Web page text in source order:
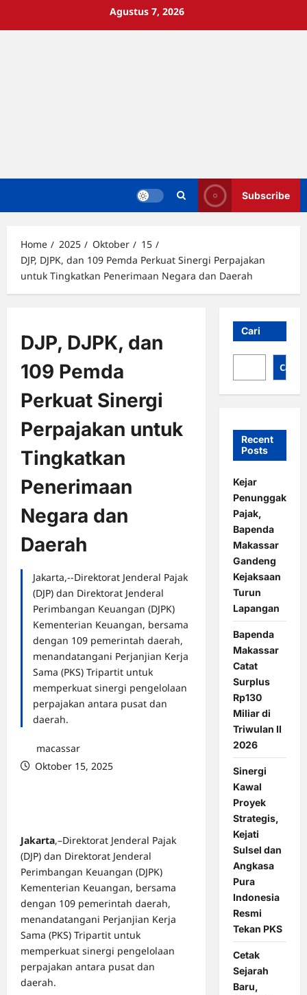
Agustus 7, 2026
Subscribe
Home 2025 Oktober
15
DJP, DJPK, dan 109 Pemda Perkuat Sinergi Perpajakan
untuk Tingkatkan Penerimaan Negara dan Daerah
DJP, DJPK, dan
109 Pemda
Perkuat Sinergi
Perpajakan untuk
Tingkatkan
Penerimaan
Negara dan
Daerah
Jakarta,--Direktorat Jenderal Pajak
(DJP) dan Direktorat Jenderal
Perimbangan Keuangan (DJPK)
Kementerian Keuangan, bersama
dengan 109 pemerintah daerah,
menandatangani Perjanjian Kerja
Sama (PKS) Tripartit untuk
memperkuat sinergi pengelolaan
perpajakan antara pusat dan
daerah.
macassar
Oktober 15, 2025
Jakarta,–Direktorat Jenderal Pajak
(DJP) dan Direktorat Jenderal
Perimbangan Keuangan (DJPK)
Kementerian Keuangan, bersama
dengan 109 pemerintah daerah,
menandatangani Perjanjian Kerja
Sama (PKS) Tripartit untuk
memperkuat sinergi pengelolaan
perpajakan antara pusat dan
daerah.
Cari
Cari
Recent
Posts
Kejar
Penunggak
Pajak,
Bapenda
Makassar
Gandeng
Kejaksaan
Turun
Lapangan
Bapenda
Makassar
Catat
Surplus
Rp130
Miliar di
Triwulan II
2026
Sinergi
Kawal
Proyek
Strategis,
Kejati
Sulsel dan
Angkasa
Pura
Indonesia
Resmi
Tekan PKS
Cetak
Sejarah
Baru,